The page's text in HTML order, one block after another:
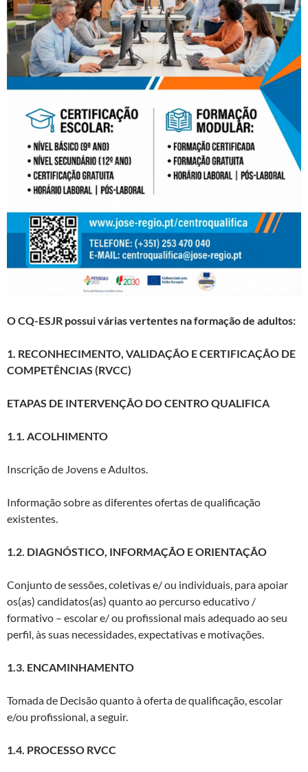
O CQ-ESJR possui várias vertentes na formação de adultos:
1. RECONHECIMENTO, VALIDAÇÃO E CERTIFICAÇÃO DE
COMPETÊNCIAS (RVCC)
ETAPAS DE INTERVENÇÃO DO CENTRO QUALIFICA
1.1. ACOLHIMENTO
Inscrição de Jovens e Adultos.
Informação sobre as diferentes ofertas de qualificação
existentes.
1.2. DIAGNÓSTICO, INFORMAÇÃO E ORIENTAÇÃO
Conjunto de sessões, coletivas e/ ou individuais, para apoiar
os(as) candidatos(as) quanto ao percurso educativo /
formativo – escolar e/ ou profissional mais adequado ao seu
perfil, às suas necessidades, expectativas e motivações.
1.3. ENCAMINHAMENTO
Tomada de Decisão quanto à oferta de qualificação, escolar
e/ou profissional, a seguir.
1.4. PROCESSO RVCC